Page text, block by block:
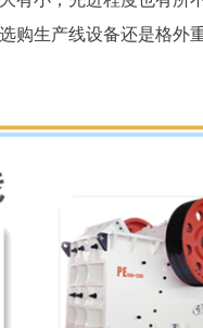
购生产线设备还是格外